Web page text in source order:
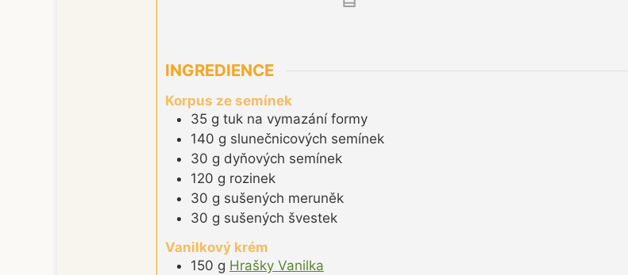
INGREDIENCE
Korpus ze semínek
35 g tuk na vymazání formy
140 g slunečnicových semínek
30 g dyňových semínek
120 g rozinek
30 g sušených meruněk
30 g sušených švestek
Vanilkový krém
150 g Hrašky Vanilka